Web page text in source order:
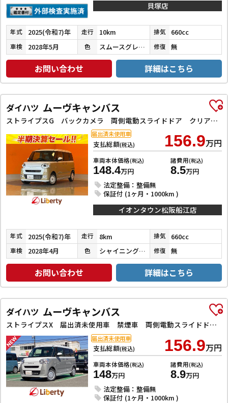
貝塚店
年式 2025(令和7)年 走行 10km 排気 660cc
車検 2028年5月 色 スムースグレーマイカメタリック 修復 無
お問い合わせ 詳細はこちら
ダイハツ ムーヴキャンバス
ストライプスG バックカメラ 両側電動スライドドア クリアランスソナー 衝突被害軽減システム オートライト スマートキー アイドリングストップ 電動格納ミラー シートヒーター ベンチシート CVT ESC エアコン
支払総額(税込) 156.9万円
車両本体価格(税込)
148.4万円
諸費用(税込)
8.5万円
法定整備：整備無
保証付 (1ヶ月・1000km )
届出済未使用車
イオンタウン松阪船江店
年式 2025(令和7)年 走行 8km 排気 660cc
車検 2028年4月 色 シャイニングホワイトパール／サンドベージュＭ 修復 無
お問い合わせ 詳細はこちら
ダイハツ ムーヴキャンバス
ストライプスX 届出済未使用車 禁煙車 両側電動スライドドア クリアランスソナー 衝突被害軽減システム オートライト スマートキー アイドリングストップ 電動格納ミラー ベンチシート CVT 盗難防止システム
支払総額(税込) 156.9万円
車両本体価格(税込)
148万円
諸費用(税込)
8.9万円
法定整備：整備無
保証付 (1ヶ月・1000km )
届出済未使用車